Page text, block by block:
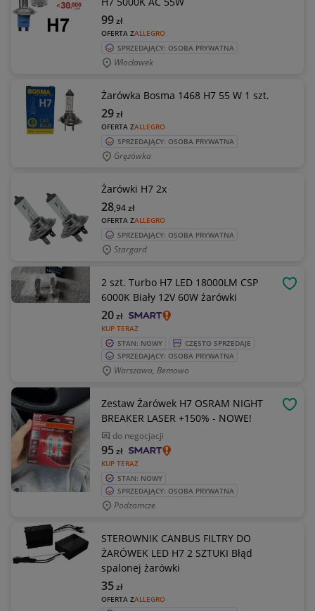
OFERTA ZALLEGRO
99zł
SPRZEDAJĄCY: OSOBA PRYWATNA
Włocławek
Żarówka Bosma 1468 H7 55 W 1 szt.
OFERTA ZALLEGRO
29zł
SPRZEDAJĄCY: OSOBA PRYWATNA
Gręzówka
Żarówki H7 2x
OFERTA ZALLEGRO
28,94zł
SPRZEDAJĄCY: OSOBA PRYWATNA
Stargard
2 szt. Turbo H7 LED 18000LM CSP
6000K Biały 12V 60W żarówki
KUP TERAZ
20zł
STAN: NOWY
CZĘSTO SPRZEDAJE
SPRZEDAJĄCY: OSOBA PRYWATNA
Warszawa, Bemowo
Zestaw Żarówek H7 OSRAM NIGHT
BREAKER LASER +150% - NOWE!
do negocjacji
KUP TERAZ
95zł
STAN: NOWY
SPRZEDAJĄCY: OSOBA PRYWATNA
Podzamcze
STEROWNIK CANBUS FILTRY DO
ŻARÓWEK LED H7 2 SZTUKI Błąd
spalonej żarówki
OFERTA ZALLEGRO
35zł